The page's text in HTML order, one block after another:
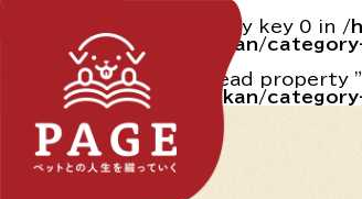
: Undefined array key 0 in /
content/themes/marukan/
Warning: Attempt to read property
content/themes/marukan/